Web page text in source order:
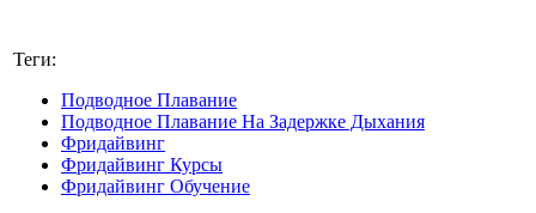
Теги:
Подводное Плавание
Подводное Плавание На Задержке Дыхания
Фридайвинг
Фридайвинг Курсы
Фридайвинг Обучение